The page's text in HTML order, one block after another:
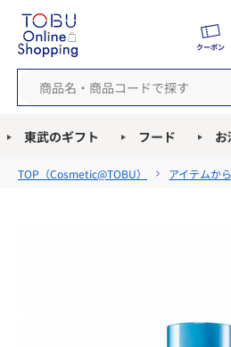
クーポン
東武のギフト フード
TOP（Cosmetic@TOBU） アイテムか